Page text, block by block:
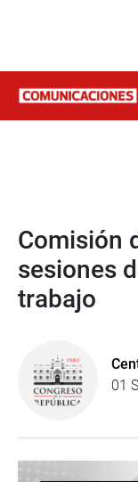
Comisión
sesiones
trabajo
01